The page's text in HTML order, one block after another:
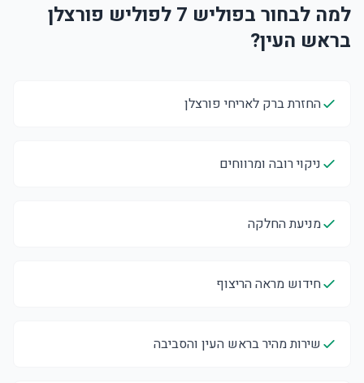
למה לבחור בפוליש 7 לפוליש פורצלן
בראש העין?
החזרת ברק לאריחי פורצלן
ניקוי רובה ומרווחים
מניעת החלקה
חידוש מראה הריצוף
שירות מהיר בראש העין והסביבה